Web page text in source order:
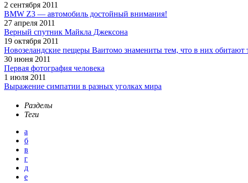
2 сентября 2011
BMW Z3 — автомобиль достойный внимания!
27 апреля 2011
Верный спутник Майкла Джексона
19 октября 2011
Новозеландские пещеры Ваитомо знамениты тем, что в них обитают
30 июня 2011
Первая фотография человека
1 июля 2011
Выражение симпатии в разных уголках мира
Разделы
Теги
а
б
в
г
д
е